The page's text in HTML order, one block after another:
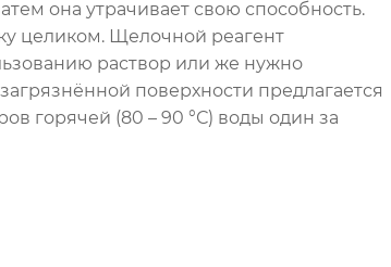
она утрачивает свою способность.
целиком. Щелочной реагент
раствор или же нужно
поверхности предлагается
горячей (80 – 90 °С) воды один за